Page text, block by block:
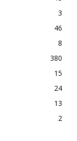
3
46
8
380
15
24
13
2